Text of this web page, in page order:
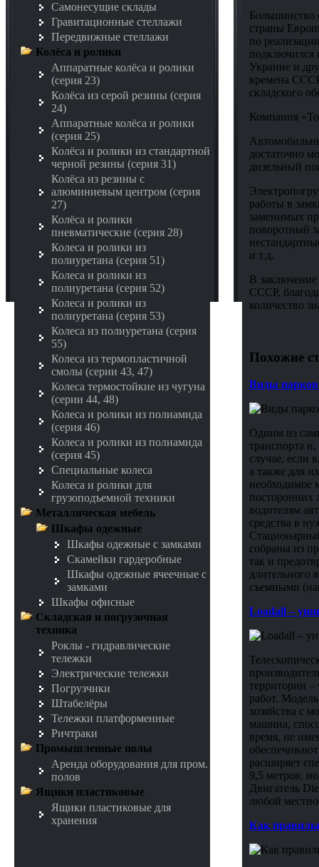
Самонесущие склады
Гравитационные стеллажи
Передвижные стеллажи
Колёса и ролики
Аппаратные колёса и ролики
(серия 23)
Колёса из серой резины (серия
24)
Аппаратные колёса и ролики
(серия 25)
Колёса и ролики из стандартной
черной резины (серия 31)
Колёса из резины с
алюминиевым центром (серия
27)
Колёса и ролики
пневматические (серия 28)
Колеса и ролики из
полиуретана (серия 51)
Колеса и ролики из
полиуретана (серия 52)
Колеса и ролики из
полиуретана (серия 53)
Колеса из полиуретана (серия
55)
Колеса из термопластичной
смолы (серии 43, 47)
Колеса термостойкие из чугуна
(серии 44, 48)
Колеса и ролики из полиамида
(серия 46)
Колеса и ролики из полиамида
(серия 45)
Специальные колеса
Колеса и ролики для
грузоподъемной техники
Металлическая мебель
Шкафы одежные
Шкафы одежные с замками
Скамейки гардеробные
Шкафы одежные ячеечные с
замками
Шкафы офисные
Складская и погрузочная
техника
Роклы - гидравлические
тележки
Электрические тележки
Погрузчики
Штабелёры
Тележки платформенные
Ричтраки
Промышленные полы
Аренда оборудования для пром.
полов
Ящики пластиковые
Ящики пластиковые для
хранения
Большинство
страны
по
подключился
Украине и
времена
складского
Компания
достаточно
дизельный
работы в
заменимых
поворотный
и т.д.
В заключение
СССР,
количество
Похожие
Виды
Одним из
транспорта
случае, если
а также для
необходимое
посторонних
водителям
средства в
собраны из
так и
длительного
съемными
Loadall –
территории –
работ.
хозяйства с
машина,
время, не
расширяет
9,5 метров,
Двигатель
любой
Как